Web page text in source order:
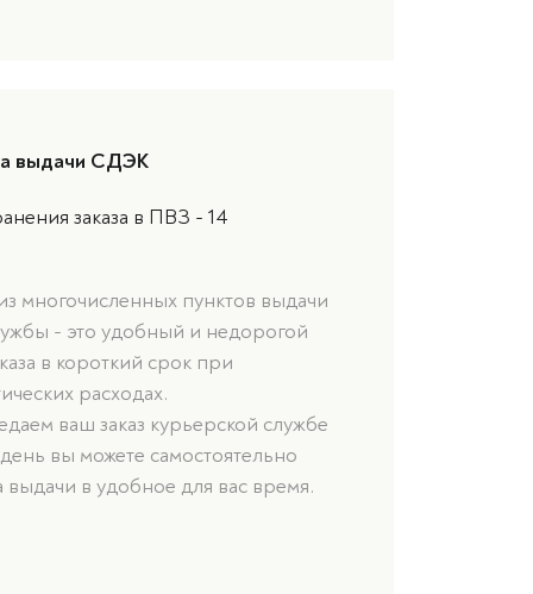
выдачи СДЭК
заказа в ПВЗ - 14
многочисленных пунктов выдачи
- это удобный и недорогой
в короткий срок при
расходах.
ваш заказ курьерской службе
вы можете самостоятельно
выдачи в удобное для вас время.